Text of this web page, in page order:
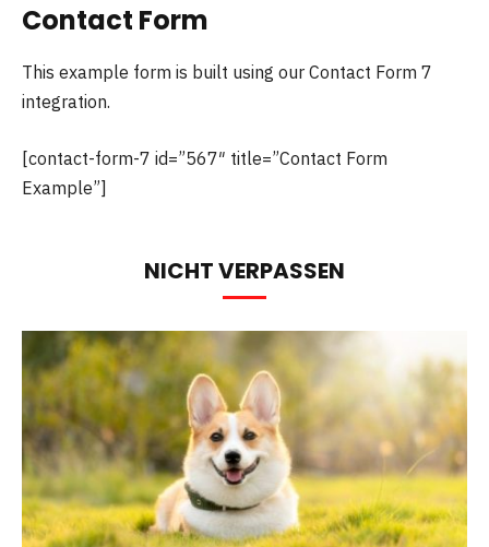
Contact Form
This example form is built using our Contact Form 7
integration.
[contact-form-7 id=”567″ title=”Contact Form
Example”]
NICHT VERPASSEN